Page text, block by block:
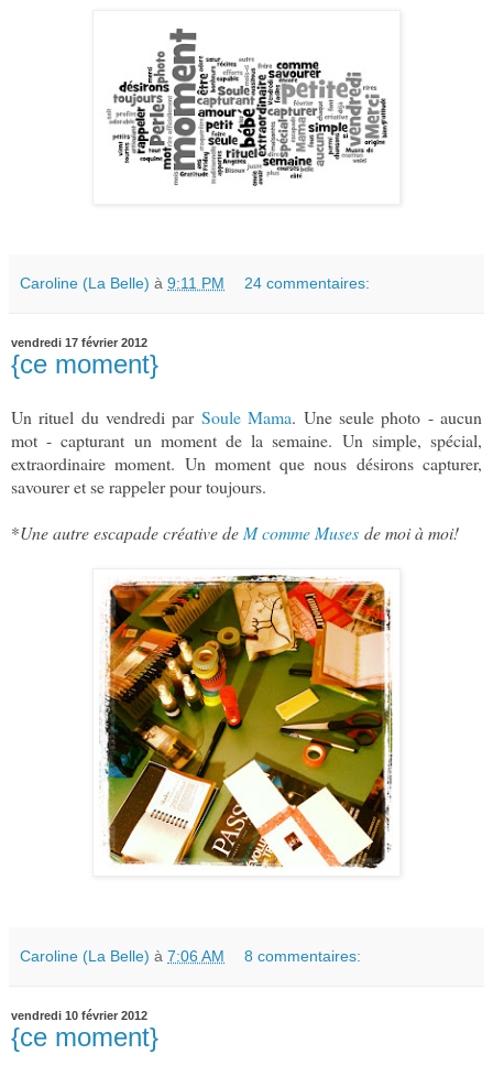
Caroline (La Belle) à 9:11 PM 24 commentaires:
vendredi 17 février 2012
{ce moment}
Un rituel du vendredi par Soule Mama. Une seule photo - aucun
mot - capturant un moment de la semaine. Un simple, spécial,
extraordinaire moment. Un moment que nous désirons capturer,
savourer et se rappeler pour toujours.
*Une autre escapade créative de M comme Muses de moi à moi!
Caroline (La Belle) à 7:06 AM 8 commentaires:
vendredi 10 février 2012
{ce moment}